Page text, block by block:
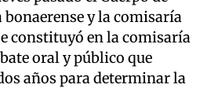
y la comisaría
constituyó en la comisaría
oral y público que
años para determinar la